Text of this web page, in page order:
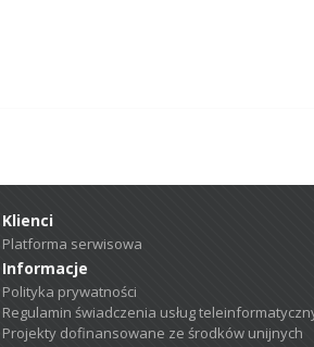
Klienci
Platforma serwisowa
Informacje
Polityka prywatności
Regulamin świadczenia usług
Projekty dofinansowane ze środków unijnych